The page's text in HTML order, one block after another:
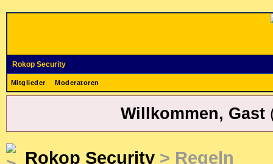
Rokop Security
Mitglieder Moderatoren
Willkommen, Gast
Rokop Security> Regeln